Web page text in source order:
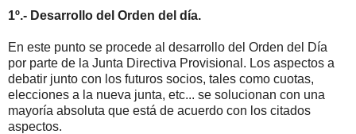
1º.- Desarrollo del Orden del día.
​En este punto se procede al desarrollo del Orden del Día
por parte de la Junta Directiva Provisional. Los aspectos a
debatir junto con los futuros socios, tales como cuotas,
elecciones a la nueva junta, etc... se solucionan con una
mayoría absoluta que está de acuerdo con los citados
aspectos.